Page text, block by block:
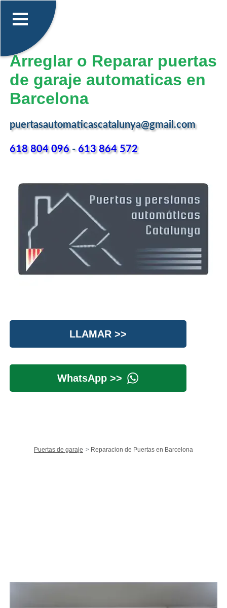
Arreglar o Reparar puertas
de garaje automaticas en
Barcelona
puertasautomaticascatalunya@gmail.com
618 804 096-613 864 572
LLAMAR >>
WhatsApp >>
Puertas de garaje Reparacion de Puertas en Barcelona